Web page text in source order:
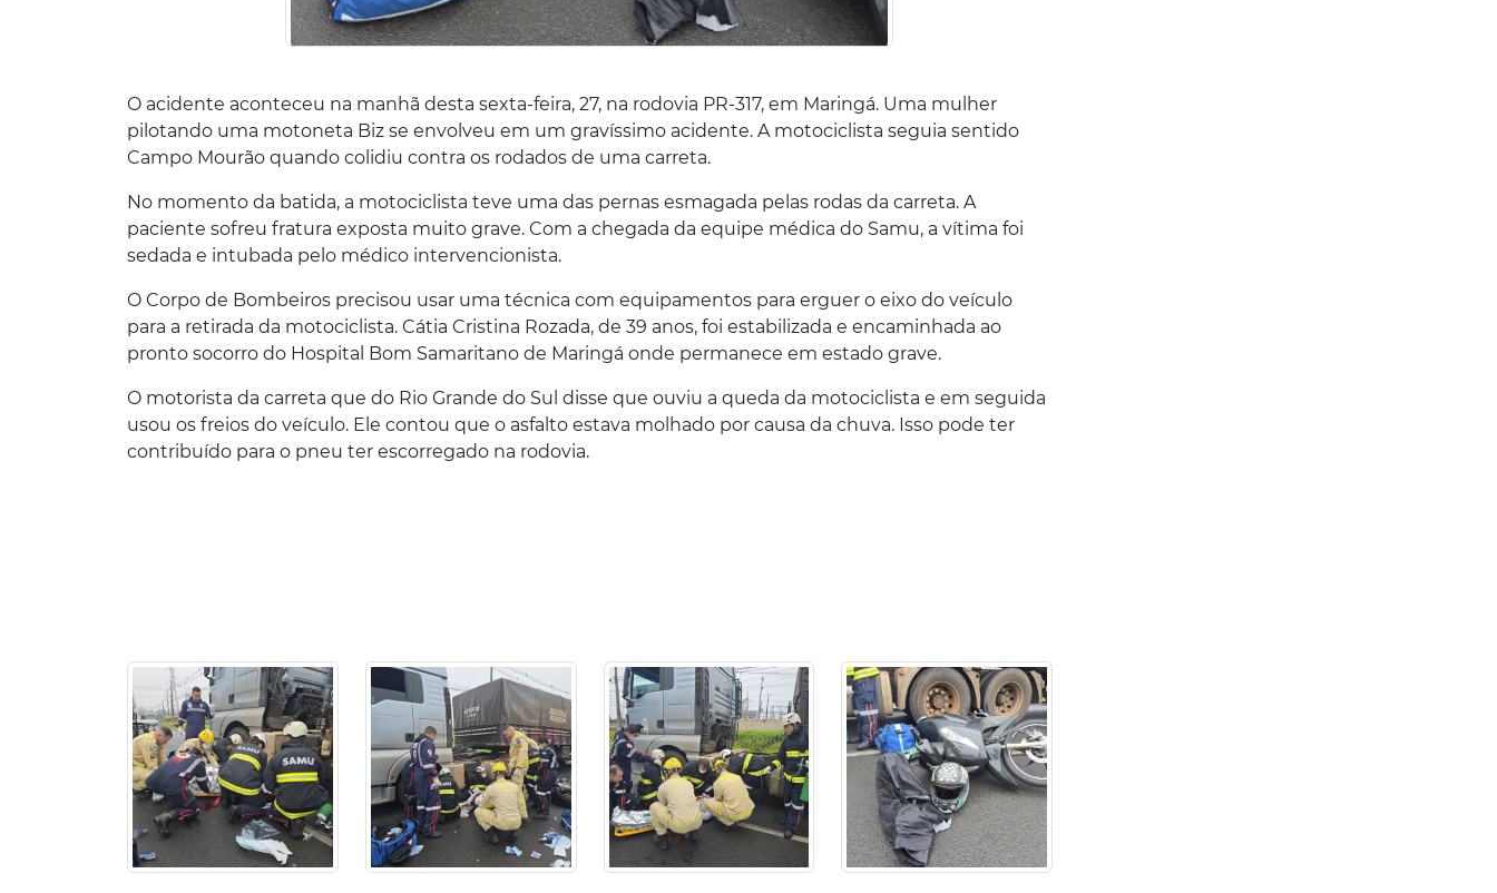
O acidente aconteceu na manhã desta sexta-feira, 27, na rodovia PR-317, em Maringá. Uma mulher
pilotando uma motoneta Biz se envolveu em um gravíssimo acidente. A motociclista seguia sentido
Campo Mourão quando colidiu contra os rodados de uma carreta.
No momento da batida, a motociclista teve uma das pernas esmagada pelas rodas da carreta. A
paciente sofreu fratura exposta muito grave. Com a chegada da equipe médica do Samu, a vítima foi
sedada e intubada pelo médico intervencionista.
O Corpo de Bombeiros precisou usar uma técnica com equipamentos para erguer o eixo do veículo
para a retirada da motociclista. Cátia Cristina Rozada, de 39 anos, foi estabilizada e encaminhada ao
pronto socorro do Hospital Bom Samaritano de Maringá onde permanece em estado grave.
O motorista da carreta que do Rio Grande do Sul disse que ouviu a queda da motociclista e em seguida
usou os freios do veículo. Ele contou que o asfalto estava molhado por causa da chuva. Isso pode ter
contribuído para o pneu ter escorregado na rodovia.